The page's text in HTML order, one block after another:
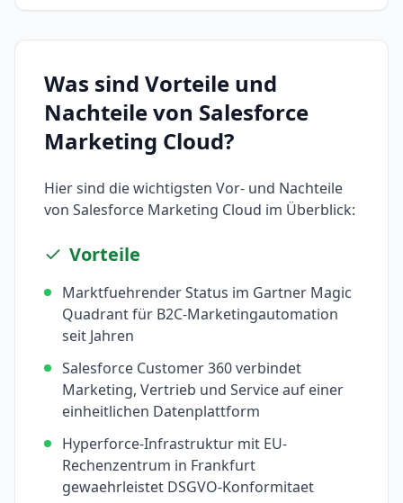
Was sind Vorteile und
Nachteile von Salesforce
Marketing Cloud?
Hier sind die wichtigsten Vor- und Nachteile
von Salesforce Marketing Cloud im Überblick:
Vorteile
Marktfuehrender Status im Gartner Magic
Quadrant für B2C-Marketingautomation
seit Jahren
Salesforce Customer 360 verbindet
Marketing, Vertrieb und Service auf einer
einheitlichen Datenplattform
Hyperforce-Infrastruktur mit EU-
Rechenzentrum in Frankfurt
gewaehrleistet DSGVO-Konformitaet